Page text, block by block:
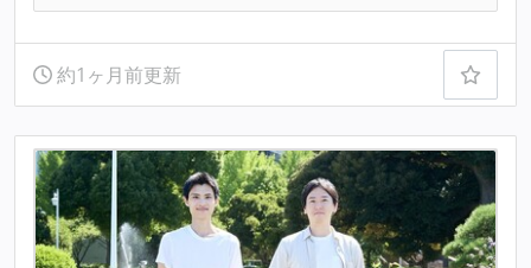
約1ヶ月前更新